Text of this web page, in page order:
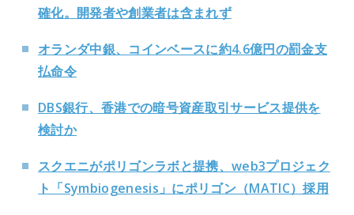
確化。開発者や創業者は含まれず
オランダ中銀、コインベースに約4.6億円の罰金支
払命令
DBS銀行、香港での暗号資産取引サービス提供を
検討か
スクエニがポリゴンラボと提携、web3プロジェク
ト「Symbiogenesis」にポリゴン（MATIC）採用